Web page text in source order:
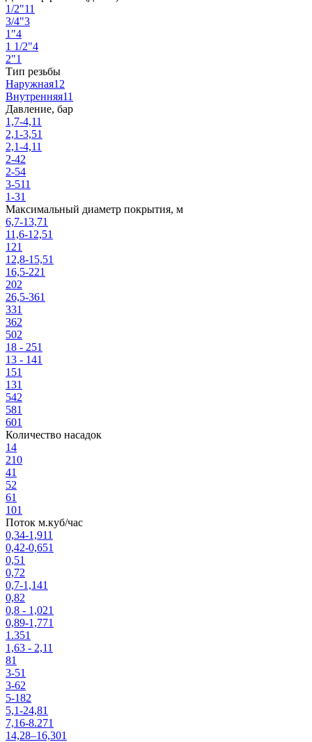
1/2"11
3/4"3
1"4
1 1/2"4
2"1
Тип резьбы
Наружная12
Внутренняя11
Давление, бар
1,7-4,11
2,1-3,51
2,1-4,11
2-42
2-54
3-511
1-31
Максимальный диаметр покрытия, м
6,7-13,71
11,6-12,51
121
12,8-15,51
16,5-221
202
26,5-361
331
362
502
18 - 251
13 - 141
151
131
542
581
601
Количество насадок
14
210
41
52
61
101
Поток м.куб/час
0,34-1,911
0,42-0,651
0,51
0,72
0,7-1,141
0,82
0,8 - 1,021
0,89-1,771
1.351
1,63 - 2,11
81
3-51
3-62
5-182
5,1-24,81
7,16-8.271
14,28–16,301